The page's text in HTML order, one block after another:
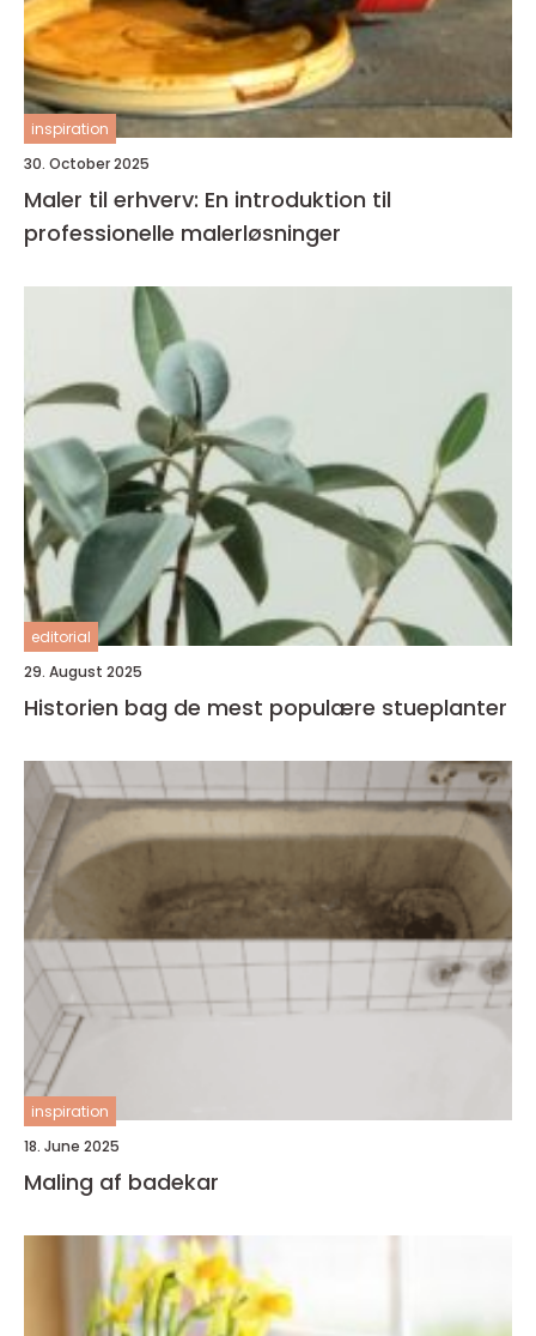
inspiration
30. October 2025
Maler til erhverv: En introduktion til
professionelle malerløsninger
editorial
29. August 2025
Historien bag de mest populære stueplanter
inspiration
18. June 2025
Maling af badekar